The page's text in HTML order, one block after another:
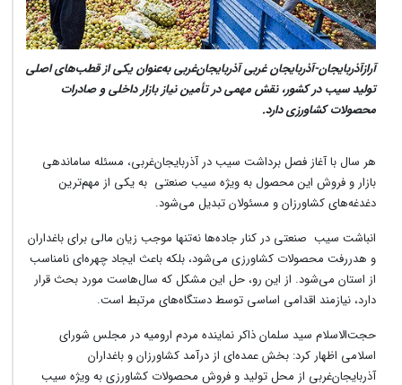
آرازآذربایجان-آذربایجان غربی آذربایجان‌غربی به‌عنوان یکی از قطب‌های اصلی
تولید سیب در کشور، نقش مهمی در تأمین نیاز بازار داخلی و صادرات
محصولات کشاورزی دارد.
هر سال با آغاز فصل برداشت سیب در آذربایجان‌غربی، مسئله ساماندهی
بازار و فروش این محصول به ویژه سیب صنعتی به یکی از مهم‌ترین
دغدغه‌های کشاورزان و مسئولان تبدیل می‌شود.
انباشت سیب صنعتی در کنار جاده‌ها نه‌تنها موجب زیان مالی برای باغداران
و هدررفت محصولات کشاورزی می‌شود، بلکه باعث ایجاد چهره‌ای نامناسب
از استان می‌شود. از این رو، حل این مشکل که سال‌هاست مورد بحث قرار
دارد، نیازمند اقدامی اساسی توسط دستگاه‌های مرتبط است.
حجت‌الاسلام سید سلمان ذاکر نماینده مردم ارومیه در مجلس شورای
اسلامی اظهار کرد: بخش عمده‌ای از درآمد کشاورزان و باغداران
آذربایجان‌غربی از محل تولید و فروش محصولات کشاورزی به ویژه سیب